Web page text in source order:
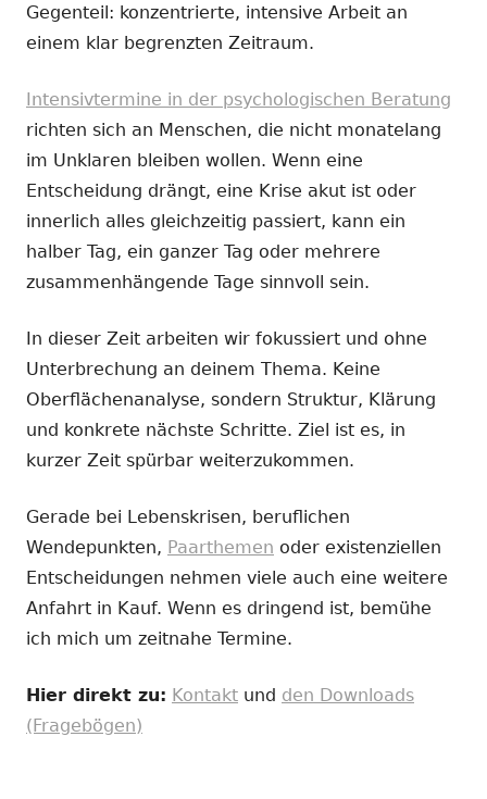
Gegenteil: konzentrierte, intensive Arbeit an
einem klar begrenzten Zeitraum.
Intensivtermine in der psychologischen Beratung
richten sich an Menschen, die nicht monatelang
im Unklaren bleiben wollen. Wenn eine
Entscheidung drängt, eine Krise akut ist oder
innerlich alles gleichzeitig passiert, kann ein
halber Tag, ein ganzer Tag oder mehrere
zusammenhängende Tage sinnvoll sein.
In dieser Zeit arbeiten wir fokussiert und ohne
Unterbrechung an deinem Thema. Keine
Oberflächenanalyse, sondern Struktur, Klärung
und konkrete nächste Schritte. Ziel ist es, in
kurzer Zeit spürbar weiterzukommen.
Gerade bei Lebenskrisen, beruflichen
Wendepunkten, Paarthemen oder existenziellen
Entscheidungen nehmen viele auch eine weitere
Anfahrt in Kauf. Wenn es dringend ist, bemühe
ich mich um zeitnahe Termine.
Hier direkt zu: Kontakt und den Downloads
(Fragebögen)